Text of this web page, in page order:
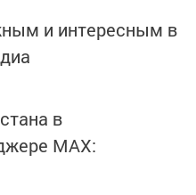
и интересным в
в
MАХ: